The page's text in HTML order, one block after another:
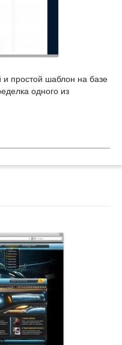
и простой шаблон на базе
одного из